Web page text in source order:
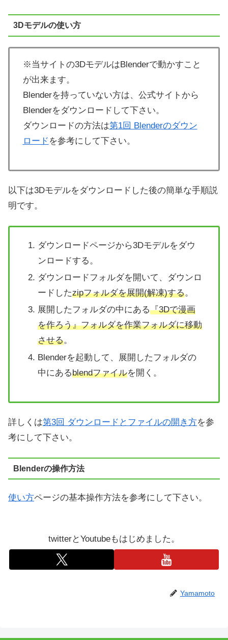
3Dモデルの使い方
※当サイトの3DモデルはBlenderで動かすこと
が出来ます。
Blenderを持っていない方は、公式サイトから
Blenderをダウンロードして下さい。
ダウンロードの方法は第1回 Blenderのダウン
ロード を参考にして下さい。
以下は3Dモデルをダウンロードした後の簡単な手順説
明です。
ダウンロードページから3Dモデルをダウ
ンロードする。
ダウンロードフォルダを開いて、ダウンロ
ードしたzipフォルダを展開(解凍)する。
展開したフォルダの中にある『3Dで漫画
を作ろう』フォルダを作業フォルダに移動
させる。
Blenderを起動して、展開したフォルダの
中にあるblendファイルを開く。
詳しくは第3回 ダウンロードとファイルの開き方を参
考にして下さい。
Blenderの操作方法
使い方ページの基本操作方法を参考にして下さい。
twitterとYoutubeもはじめました。
Yamamoto